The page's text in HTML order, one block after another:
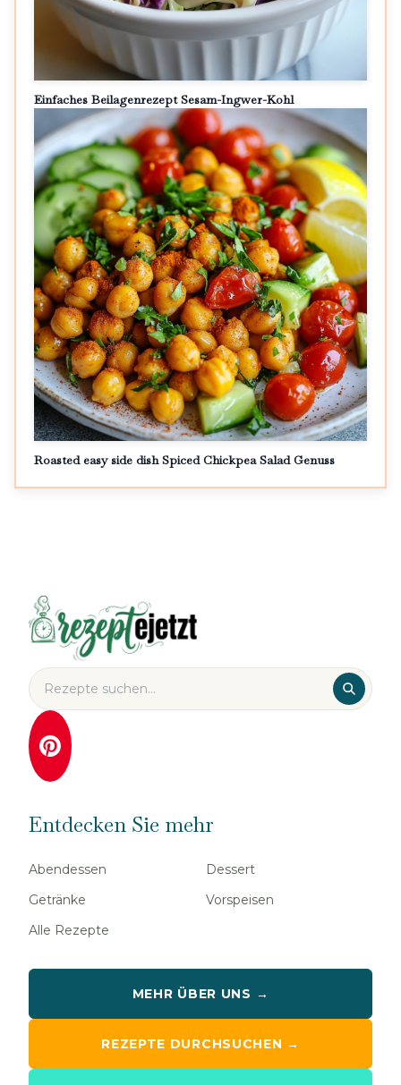
Einfaches Beilagenrezept Sesam-Ingwer-Kohl
Roasted easy side dish Spiced Chickpea Salad Genuss
Entdecken Sie mehr
Abendessen
Dessert
Getränke
Vorspeisen
Alle Rezepte
MEHR ÜBER UNS →
REZEPTE DURCHSUCHEN →